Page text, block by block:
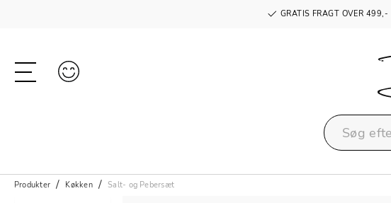
GRATIS FRAGT OVER 499,-
Produkter Køkken Salt- og Pebersæt